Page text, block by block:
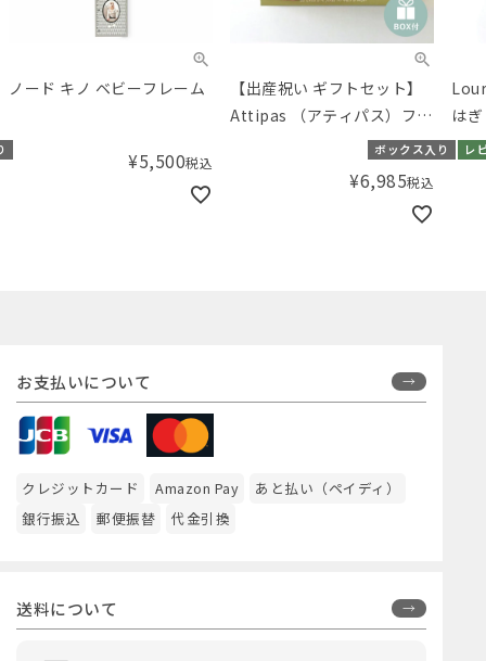
ノード キノ ベビーフレーム
¥5,500税込
【出産祝い ギフトセット】
Attipas （アティパス）ファ
ーストシューズ（11.5cm）
ワイト【ギフトボックス入
り】／Amingオリジナルセ
ボックス入り
¥6,985税込
は
レ
お支払いについて
クレジットカード Amazon Pay
あと払い（ペイディ）
銀行振込
郵便振替 代金引換
送料について